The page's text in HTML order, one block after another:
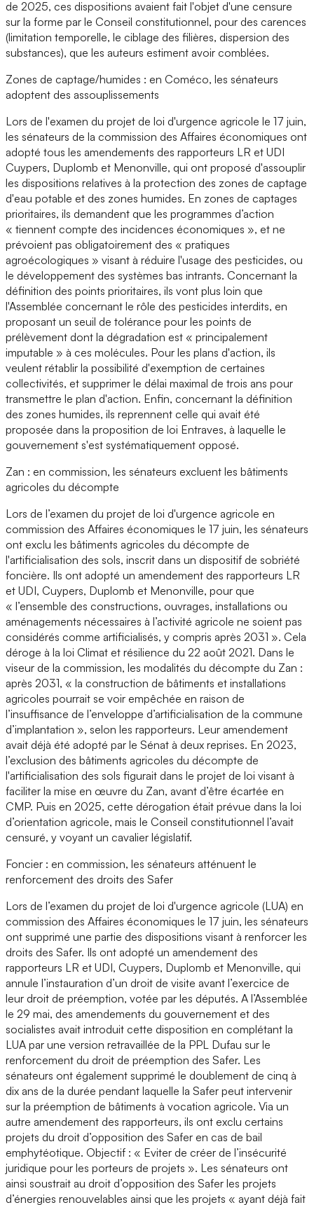
de 2025, ces dispositions avaient fait l'objet d'une censure
sur la forme par le Conseil constitutionnel, pour des carences
(limitation temporelle, le ciblage des filières, dispersion des
substances), que les auteurs estiment avoir comblées.
Zones de captage/humides : en Coméco, les sénateurs
adoptent des assouplissements
Lors de l'examen du projet de loi d'urgence agricole le 17 juin,
les sénateurs de la commission des Affaires économiques ont
adopté tous les amendements des rapporteurs LR et UDI
Cuypers, Duplomb et Menonville, qui ont proposé d'assouplir
les dispositions relatives à la protection des zones de captage
d'eau potable et des zones humides. En zones de captages
prioritaires, ils demandent que les programmes d’action
« tiennent compte des incidences économiques », et ne
prévoient pas obligatoirement des « pratiques
agroécologiques » visant à réduire l'usage des pesticides, ou
le développement des systèmes bas intrants. Concernant la
définition des points prioritaires, ils vont plus loin que
l'Assemblée concernant le rôle des pesticides interdits, en
proposant un seuil de tolérance pour les points de
prélèvement dont la dégradation est « principalement
imputable » à ces molécules. Pour les plans d'action, ils
veulent rétablir la possibilité d'exemption de certaines
collectivités, et supprimer le délai maximal de trois ans pour
transmettre le plan d'action. Enfin, concernant la définition
des zones humides, ils reprennent celle qui avait été
proposée dans la proposition de loi Entraves, à laquelle le
gouvernement s'est systématiquement opposé.
Zan : en commission, les sénateurs excluent les bâtiments
agricoles du décompte
Lors de l’examen du projet de loi d'urgence agricole en
commission des Affaires économiques le 17 juin, les sénateurs
ont exclu les bâtiments agricoles du décompte de
l'artificialisation des sols, inscrit dans un dispositif de sobriété
foncière. Ils ont adopté un amendement des rapporteurs LR
et UDI, Cuypers, Duplomb et Menonville, pour que
« l’ensemble des constructions, ouvrages, installations ou
aménagements nécessaires à l’activité agricole ne soient pas
considérés comme artificialisés, y compris après 2031 ». Cela
déroge à la loi Climat et résilience du 22 août 2021. Dans le
viseur de la commission, les modalités du décompte du Zan :
après 2031, « la construction de bâtiments et installations
agricoles pourrait se voir empêchée en raison de
l’insuffisance de l’enveloppe d’artificialisation de la commune
d’implantation », selon les rapporteurs. Leur amendement
avait déjà été adopté par le Sénat à deux reprises. En 2023,
l’exclusion des bâtiments agricoles du décompte de
l'artificialisation des sols figurait dans le projet de loi visant à
faciliter la mise en œuvre du Zan, avant d’être écartée en
CMP. Puis en 2025, cette dérogation était prévue dans la loi
d’orientation agricole, mais le Conseil constitutionnel l’avait
censuré, y voyant un cavalier législatif.
Foncier : en commission, les sénateurs atténuent le
renforcement des droits des Safer
Lors de l’examen du projet de loi d'urgence agricole (LUA) en
commission des Affaires économiques le 17 juin, les sénateurs
ont supprimé une partie des dispositions visant à renforcer les
droits des Safer. Ils ont adopté un amendement des
rapporteurs LR et UDI, Cuypers, Duplomb et Menonville, qui
annule l’instauration d’un droit de visite avant l’exercice de
leur droit de préemption, votée par les députés. A l’Assemblée
le 29 mai, des amendements du gouvernement et des
socialistes avait introduit cette disposition en complétant la
LUA par une version retravaillée de la PPL Dufau sur le
renforcement du droit de préemption des Safer. Les
sénateurs ont également supprimé le doublement de cinq à
dix ans de la durée pendant laquelle la Safer peut intervenir
sur la préemption de bâtiments à vocation agricole. Via un
autre amendement des rapporteurs, ils ont exclu certains
projets du droit d’opposition des Safer en cas de bail
emphytéotique. Objectif : « Eviter de créer de l’insécurité
juridique pour les porteurs de projets ». Les sénateurs ont
ainsi soustrait au droit d’opposition des Safer les projets
d’énergies renouvelables ainsi que les projets « ayant déjà fait